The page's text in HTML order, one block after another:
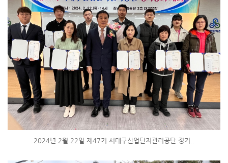
2024년 2월 22일 제47기 서대구산업단지관리공단 정기..